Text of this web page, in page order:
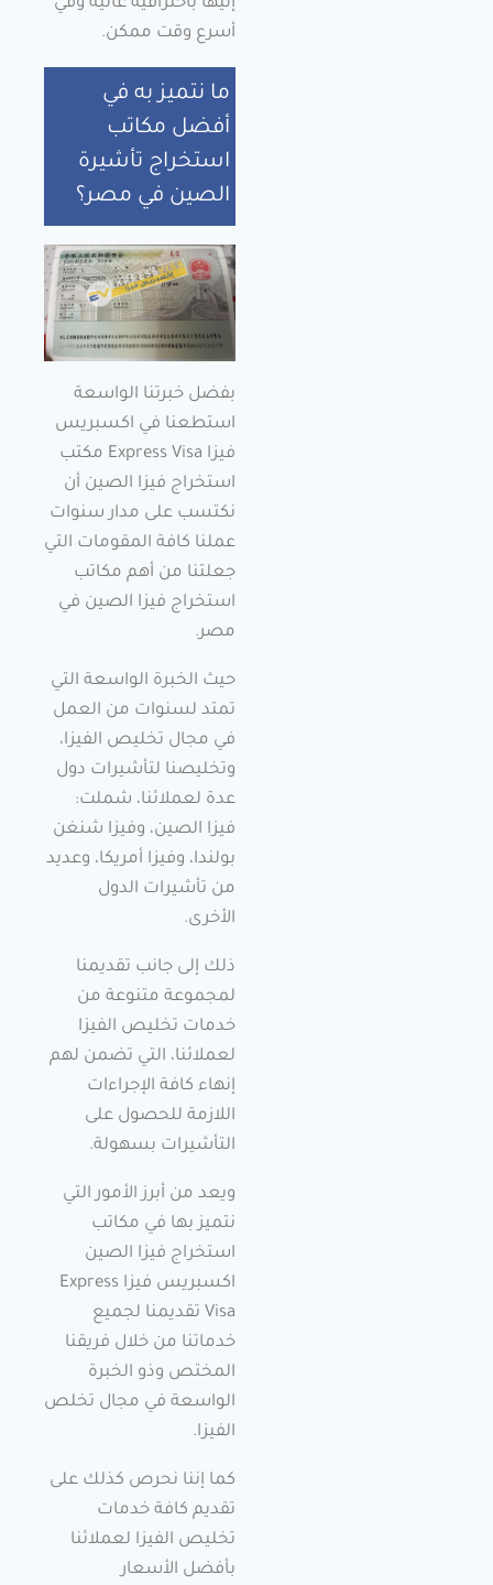
أسرع وقت ممكن.
ما نتميز به في
أفضل مكاتب
استخراج تأشيرة
الصين في مصر؟
بفضل خبرتنا الواسعة
استطعنا في اكسبريس
فيزا Express Visa مكتب
استخراج فيزا الصين أن
نكتسب على مدار سنوات
عملنا كافة المقومات التي
جعلتنا من أهم مكاتب
استخراج فيزا الصين في
مصر.
حيث الخبرة الواسعة التي
تمتد لسنوات من العمل
في مجال تخليص الفيزا،
وتخليصنا لتأشيرات دول
عدة لعملائنا، شملت:
فيزا الصين، وفيزا شنغن
بولندا، وفيزا أمريكا، وعديد
من تأشيرات الدول
الأخرى.
ذلك إلى جانب تقديمنا
لمجموعة متنوعة من
خدمات تخليص الفيزا
لعملائنا، التي تضمن لهم
إنهاء كافة الإجراءات
اللازمة للحصول على
التأشيرات بسهولة.
ويعد من أبرز الأمور التي
نتميز بها في مكاتب
استخراج فيزا الصين
اكسبريس فيزا Express
Visa تقديمنا لجميع
خدماتنا من خلال فريقنا
المختص وذو الخبرة
الواسعة في مجال تخلص
الفيزا.
كما إننا نحرص كذلك على
تقديم كافة خدمات
تخليص الفيزا لعملائنا
بأفضل الأسعار